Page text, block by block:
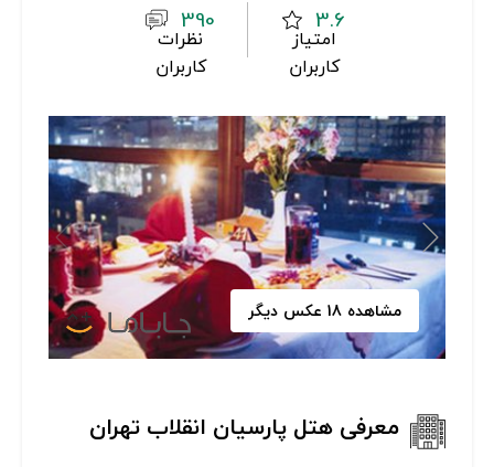
3.6
امتیاز
کاربران
390
نظرات
کاربران
مشاهده 18 عکس دیگر
معرفی هتل پارسیان انقلاب تهران